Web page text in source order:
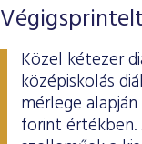
Közel kétezer
középiskolás
mérlege
forint értékben.